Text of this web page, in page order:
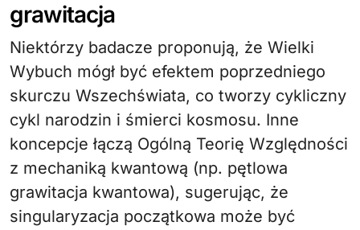
grawitacja
Niektórzy badacze proponują, że Wielki
Wybuch mógł być efektem poprzedniego
skurczu Wszechświata, co tworzy cykliczny
cykl narodzin i śmierci kosmosu. Inne
koncepcje łączą Ogólną Teorię Względności
z mechaniką kwantową (np. pętlowa
grawitacja kwantowa), sugerując, że
singularyzacja początkowa może być